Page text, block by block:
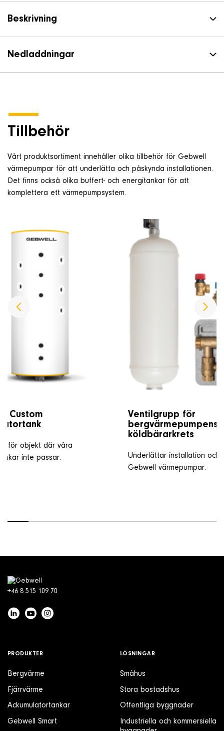
Beskrivning
Nedladdningar
Tillbehör
Vårt produktsortiment innehåller olika tillbehör för Gebwell
värmepumpar för att underlätta och påskynda installationen.
Det finns också olika buffert- och energitankar för att
komplettera ett värmepumpsystem.
Custom
för objekt där våra
inte passar.
Ventilgrupp för
bergvärmepumpens
köldbärarkrets
Underlättar installation och
Gebwell värmepumpar.
+46 8 515 109 70
PRODUKTER
Bergvärme
Fjärrvärme
Ackumulatortankar
Gebwell Smart
LÖSNINGAR
Småhus
Stora bostadshus
Offentliga byggnader
Industriella och kommersiella